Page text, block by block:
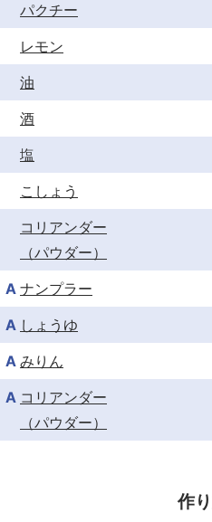
パクチー
レモン
油
酒
塩
こしょう
コリアンダー
（パウダー）
A ナンプラー
A しょうゆ
A みりん
A コリアンダー
（パウダー）
作